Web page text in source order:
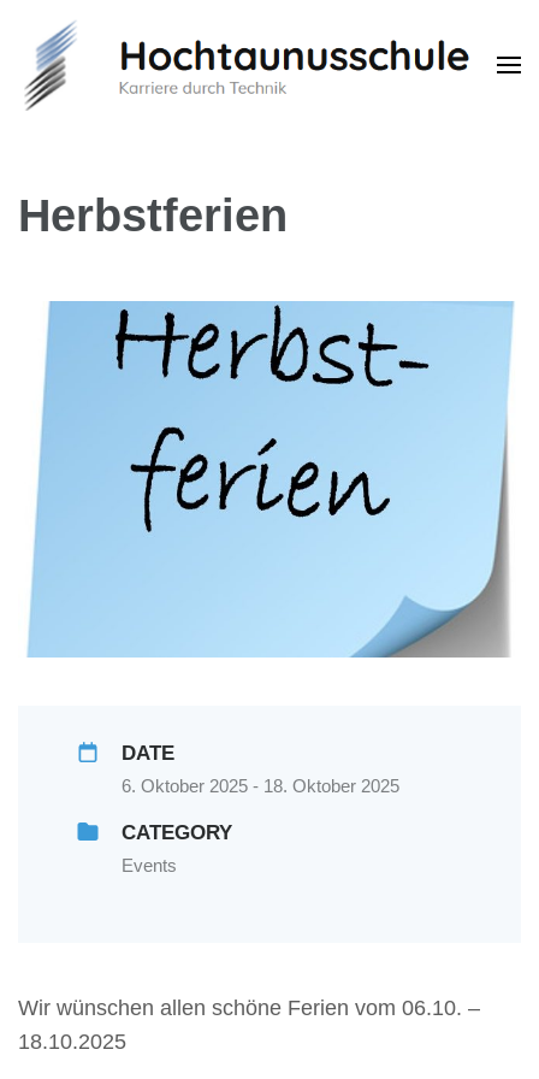
Herbstferien
DATE
6. Oktober 2025 - 18. Oktober 2025
CATEGORY
Events
Wir wünschen allen schöne Ferien vom 06.10. –
18.10.2025